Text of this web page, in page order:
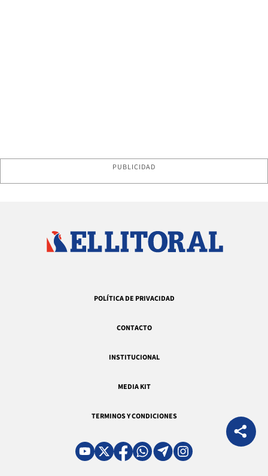
PUBLICIDAD
POLÍTICA DE PRIVACIDAD
CONTACTO
INSTITUCIONAL
MEDIA KIT
TERMINOS Y CONDICIONES